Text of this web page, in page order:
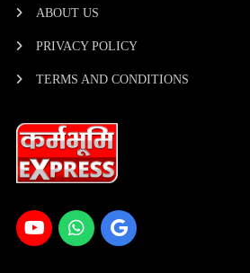
ABOUT US
PRIVACY POLICY
TERMS AND CONDITIONS